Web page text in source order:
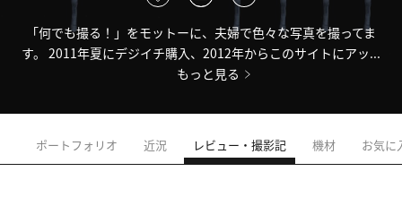
「何でも撮る！」をモットーに、夫婦で色々な写真を撮ってま
す。 2011年夏にデジイチ購入、2012年からこのサイトにアッ...
もっと見る
ポートフォリオ 近況 レビュー・撮影記 機材 お気に